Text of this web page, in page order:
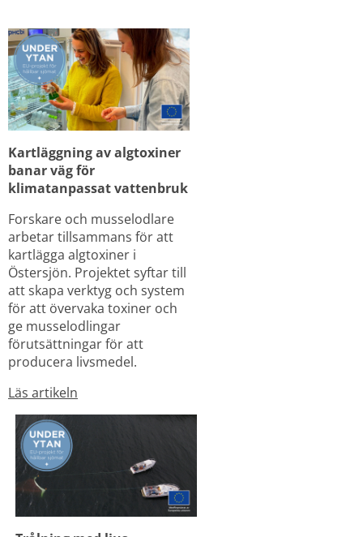
Kartläggning av algtoxiner
banar väg för
klimatanpassat vattenbruk
Forskare och musselodlare
arbetar tillsammans för att
kartlägga algtoxiner i
Östersjön. Projektet syftar till
att skapa verktyg och system
för att övervaka toxiner och
ge musselodlingar
förutsättningar för att
producera livsmedel.
Läs artikeln